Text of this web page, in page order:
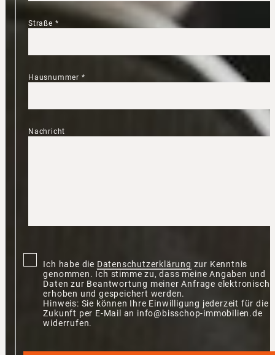
Straße *
Hausnummer *
Nachricht
Ich habe die Datenschutzerklärung zur Kenntnis
genommen. Ich stimme zu, dass meine Angaben und
Daten zur Beantwortung meiner Anfrage elektronisch
erhoben und gespeichert werden.
Hinweis: Sie können Ihre Einwilligung jederzeit für die
Zukunft per E-Mail an info@bisschop-immobilien.de
widerrufen.